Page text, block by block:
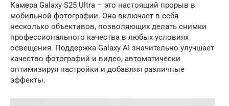
Камера Galaxy S25 Ultra – это настоящий прорыв в
мобильной фотографии. Она включает в себя
несколько объективов, позволяющих делать снимки
профессионального качества в любых условиях
освещения. Поддержка Galaxy AI значительно улучшает
качество фотографий и видео, автоматически
оптимизируя настройки и добавляя различные
эффекты.